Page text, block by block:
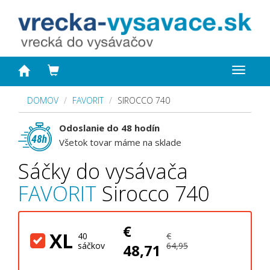
Toggle
DOMOV FAVORIT SIROCCO 740
Odoslanie do 48 hodín
Všetok tovar máme na sklade
Sáčky do vysávača
FAVORIT Sirocco 740
XL 40
sáčkov
€
48,71
€
64,95